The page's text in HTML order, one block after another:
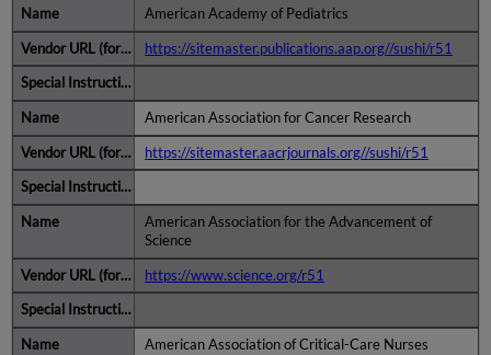
American Academy of Pediatrics
https://sitemaster.publications.aap.org//sushi/r51
American Association for Cancer Research
https://sitemaster.aacrjournals.org//sushi/r51
American Association for the Advancement of
Science
https://www.science.org/r51
American Association of Critical-Care Nurses